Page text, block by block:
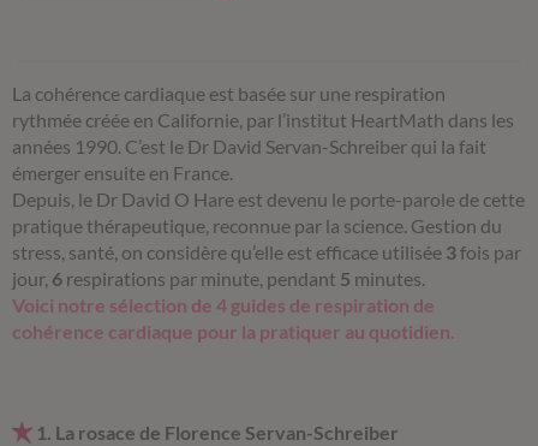
La cohérence cardiaque est basée sur une respiration
rythmée créée en Californie, par l’institut HeartMath dans les
années 1990. C’est le Dr David Servan-Schreiber qui la fait
émerger ensuite en France.
Depuis, le Dr David O Hare est devenu le porte-parole de cette
pratiquethérapeutique, reconnue par la science. Gestion du
stress, santé, on considère qu’elle est efficace utilisée 3fois par
jour, 6 respirations par minute, pendant 5 minutes.
Voici notre sélection de 4 guides de respiration de
cohérence cardiaque pour la pratiquer au quotidien.
1. La rosace de Florence Servan-Schreiber